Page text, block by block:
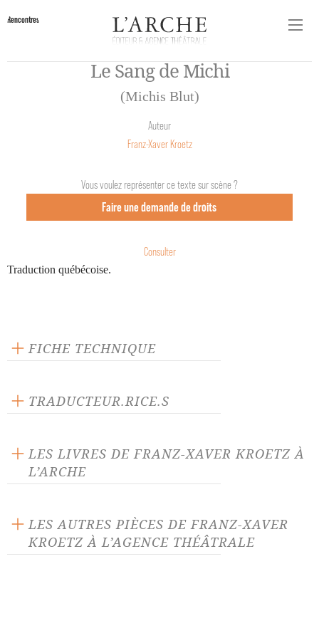
Rencontres
Le Sang de Michi
(Michis Blut)
Auteur
Franz-Xaver Kroetz
Vous voulez représenter ce texte sur scène ?
Faire une demande de droits
Consulter
Traduction québécoise.
FICHE TECHNIQUE
Langue source : allemand
Nombre de personnages masculins : 1
TRADUCTEUR.RICE.S
Marie-Elisabeth Morf
LES LIVRES DE FRANZ-XAVER KROETZ À
L’ARCHE
LES AUTRES PIÈCES DE FRANZ-XAVER
KROETZ À L’AGENCE THÉÂTRALE